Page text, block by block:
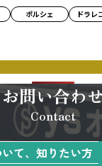
ポルシェ ドラレ
お問い合わ
Contact
て、知りたい方